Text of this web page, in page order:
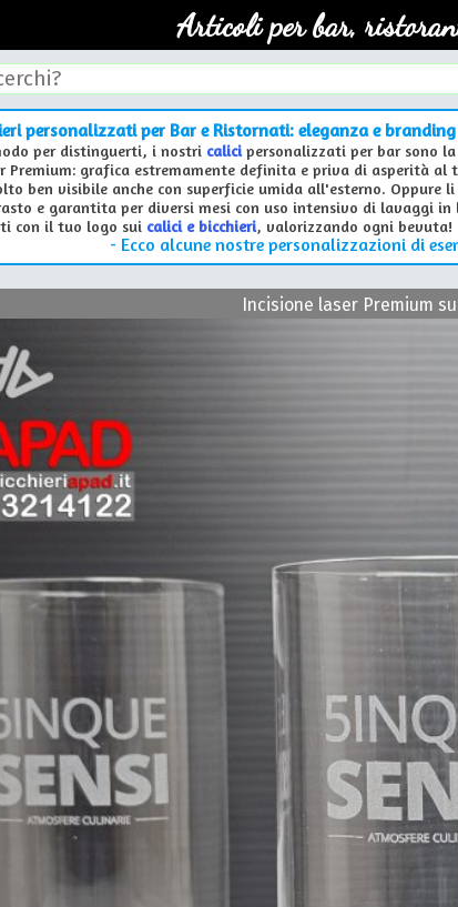
Articoli per bar,
personalizzati per Bar e Ristornati: eleganza e
per distinguerti, i nostri calicipersonalizzati per bar sono
Premium: grafica estremamente definita e priva di asperità
ben visibile anche con superficie umida all'esterno.
e garantita per diversi mesi con uso intensivo di lavaggi
con il tuo logo sui calici e bicchieri, valorizzando ogni bevuta!
- Ecco alcune nostre personalizzazioni di
Incisione laser Premium